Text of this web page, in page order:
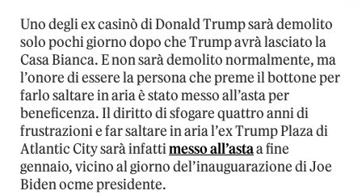
Uno degli ex casinò di Donald Trump sarà demolito
solo pochi giorno dopo che Trump avrà lasciato la
Casa Bianca. E non sarà demolito normalmente, ma
l’onore di essere la persona che preme il bottone per
farlo saltare in aria è stato messo all’asta per
beneficenza. Il diritto di sfogare quattro anni di
frustrazioni e far saltare in aria l’ex Trump Plaza di
Atlantic City sarà infattimesso all’astaa fine
gennaio, vicino al giorno del’inauguarazione di Joe
Biden ocme presidente.